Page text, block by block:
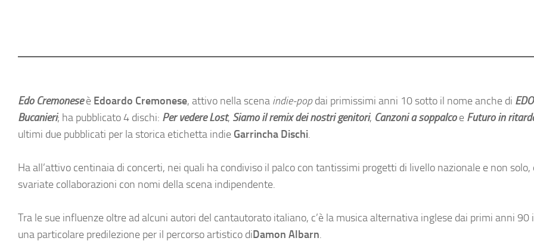
Edo Cremoneseè Edoardo Cremonese, attivo nella scena indie-popdai primissimi anni 10 sotto il nome anche di
Bucanieri; ha pubblicato 4 dischi: Per vedere Lost, Siamo il remix dei nostri genitori, Canzoni a soppalcoe Futuro in
ultimi due pubblicati per la storica etichetta indie Garrincha Dischi.
Ha all’attivo centinaia di concerti, nei quali ha condiviso il palco con tantissimi progetti di livello nazionale e non solo,
svariate collaborazioni con nomi della scena indipendente.
Tra le sue influenze oltre ad alcuni autori del cantautorato italiano, c’è la musica alternativa inglese dai primi anni 90
una particolare predilezione per il percorso artistico diDamon Albarn.